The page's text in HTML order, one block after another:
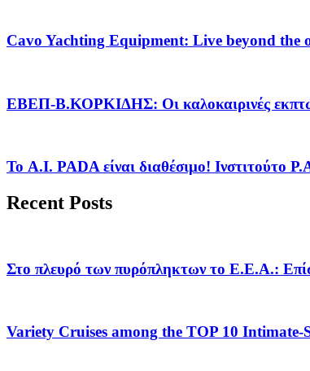
Cavo Yachting Equipment: Live beyond the
EΒΕΠ-Β.ΚΟΡΚΙΔΗΣ: Οι καλοκαιρινές
Το A.I. PADA είναι διαθέσιμο! Ινστιτούτο
Recent Posts
Στο πλευρό των πυρόπληκτων το Ε.Ε.Α.:
Variety Cruises among the TOP 10